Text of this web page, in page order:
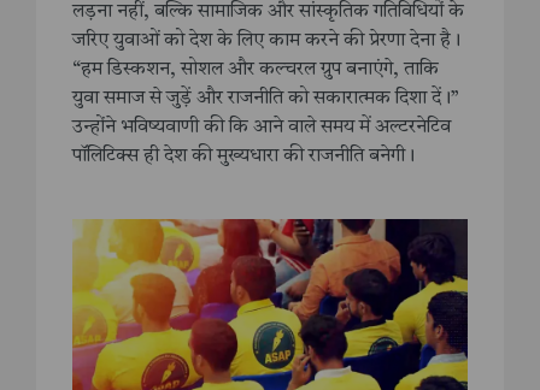
लड़ना नहीं, बल्कि सामाजिक और सांस्कृतिक गतिविधियों के
जरिए युवाओं को देश के लिए काम करने की प्रेरणा देना है।
“हम डिस्कशन, सोशल और कल्चरल ग्रुप बनाएंगे, ताकि
युवा समाज से जुड़ें और राजनीति को सकारात्मक दिशा दें।”
उन्होंने भविष्यवाणी की कि आने वाले समय में अल्टरनेटिव
पॉलिटिक्स ही देश की मुख्यधारा की राजनीति बनेगी।